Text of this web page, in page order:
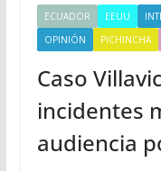
ECUADOR EEUU
OPINIÓN
PICHINCHA
Caso
incidentes
audiencia